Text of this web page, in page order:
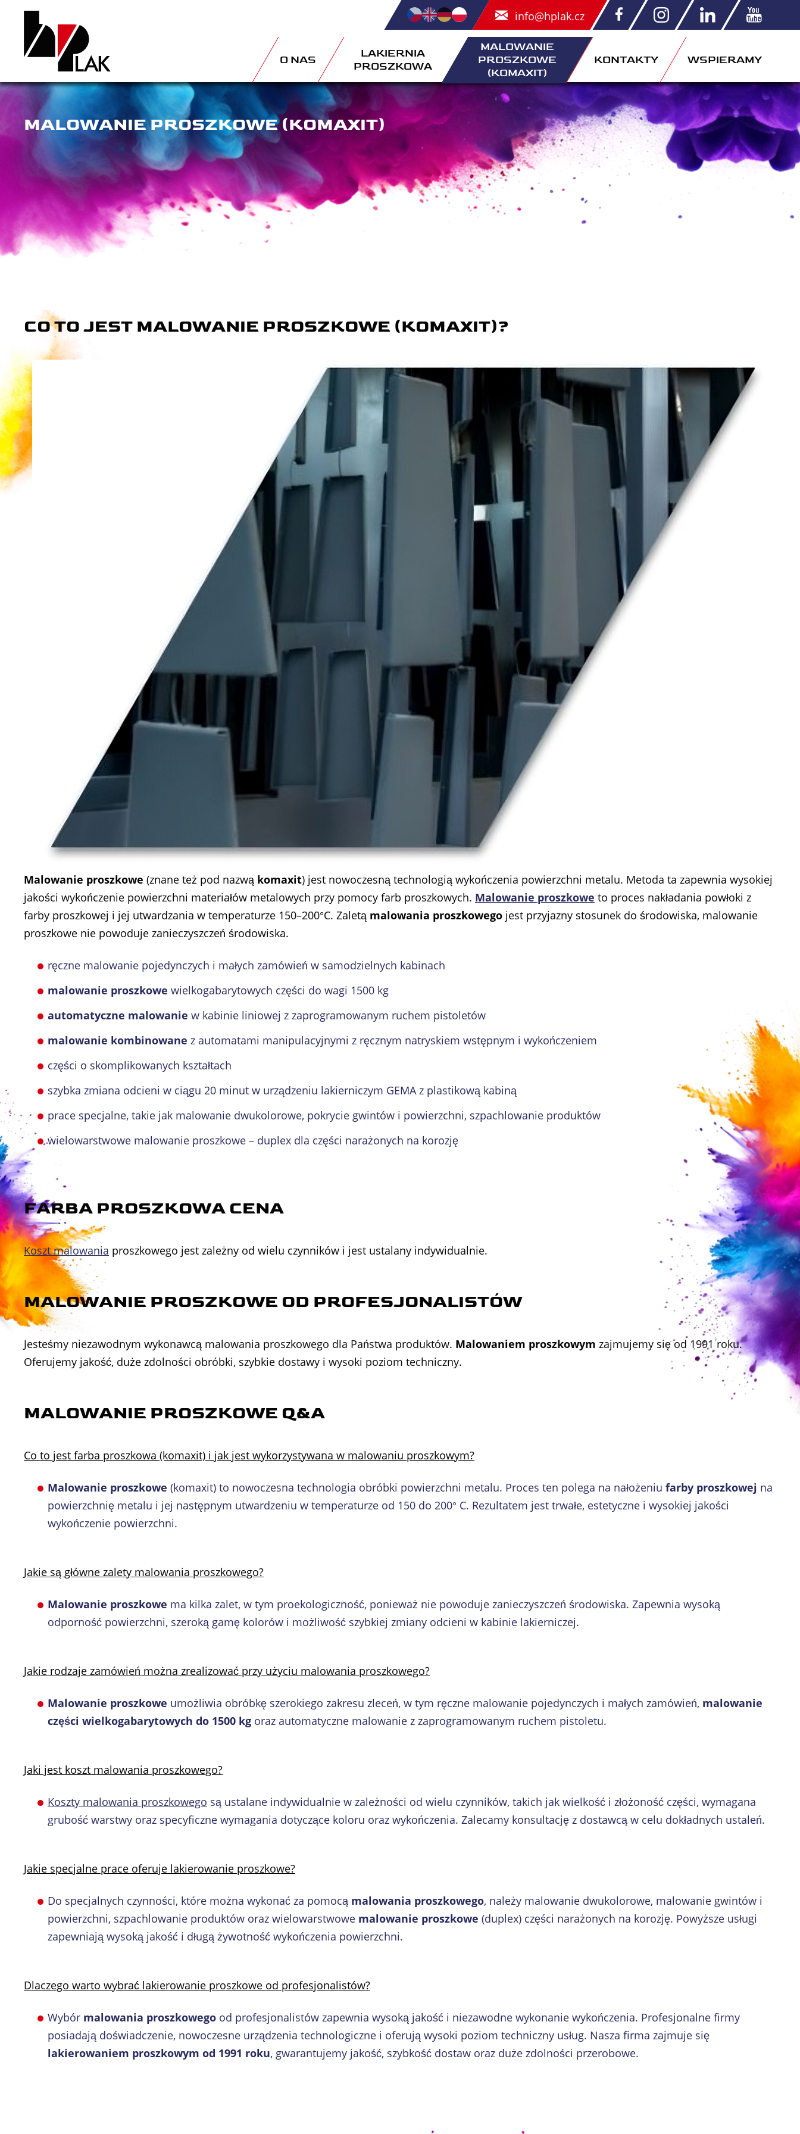
info@hplak.cz
O NAS
LAKIERNIA
PROSZKOWA
MALOWANIE
PROSZKOWE
(KOMAXIT)
KONTAKTY WSPIERAMY
MALOWANIE PROSZKOWE (KOMAXIT)
CO TO JEST MALOWANIE PROSZKOWE (KOMAXIT)?
Malowanie proszkowe (znane też pod nazwą komaxit) jest nowoczesną technologią wykończenia powierzchni metalu. Metoda ta zapewnia wysokiej
jakości wykończenie powierzchni materiałów metalowych przy pomocy farb proszkowych. Malowanie proszkowe to proces nakładania powłoki z
farby proszkowej i jej utwardzania w temperaturze 150–200°C. Zaletą malowania proszkowego jest przyjazny stosunek do środowiska, malowanie
proszkowe nie powoduje zanieczyszczeń środowiska.
ręczne malowanie pojedynczych i małych zamówień w samodzielnych kabinach
malowanie proszkowe wielkogabarytowych części do wagi 1500 kg
automatyczne malowanie w kabinie liniowej z zaprogramowanym ruchem pistoletów
malowanie kombinowane z automatami manipulacyjnymi z ręcznym natryskiem wstępnym i wykończeniem
części o skomplikowanych kształtach
szybka zmiana odcieni w ciągu 20 minut w urządzeniu lakierniczym GEMA z plastikową kabiną
prace specjalne, takie jak malowanie dwukolorowe, pokrycie gwintów i powierzchni, szpachlowanie produktów
wielowarstwowe malowanie proszkowe – duplex dla części narażonych na korozję
FARBA PROSZKOWA CENA
Koszt malowania proszkowego jest zależny od wielu czynników i jest ustalany indywidualnie.
MALOWANIE PROSZKOWE OD PROFESJONALISTÓW
Jesteśmy niezawodnym wykonawcą malowania proszkowego dla Państwa produktów. Malowaniem proszkowym zajmujemy się od 1991 roku.
Oferujemy jakość, duże zdolności obróbki, szybkie dostawy i wysoki poziom techniczny.
MALOWANIE PROSZKOWE Q&A
Co to jest farba proszkowa (komaxit) i jak jest wykorzystywana w malowaniu proszkowym?
Malowanie proszkowe (komaxit) to nowoczesna technologia obróbki powierzchni metalu. Proces ten polega na nałożeniu farby proszkowej na
powierzchnię metalu i jej następnym utwardzeniu w temperaturze od 150 do 200° C. Rezultatem jest trwałe, estetyczne i wysokiej jakości
wykończenie powierzchni.
Jakie są główne zalety malowania proszkowego?
Malowanie proszkowe ma kilka zalet, w tym proekologiczność, ponieważ nie powoduje zanieczyszczeń środowiska. Zapewnia wysoką
odporność powierzchni, szeroką gamę kolorów i możliwość szybkiej zmiany odcieni w kabinie lakierniczej.
Jakie rodzaje zamówień można zrealizować przy użyciu malowania proszkowego?
Malowanie proszkowe umożliwia obróbkę szerokiego zakresu zleceń, w tym ręczne malowanie pojedynczych i małych zamówień, malowanie
części wielkogabarytowych do 1500 kg oraz automatyczne malowanie z zaprogramowanym ruchem pistoletu.
Jaki jest koszt malowania proszkowego?
Koszty malowania proszkowego są ustalane indywidualnie w zależności od wielu czynników, takich jak wielkość i złożoność części, wymagana
grubość warstwy oraz specyficzne wymagania dotyczące koloru oraz wykończenia. Zalecamy konsultację z dostawcą w celu dokładnych ustaleń.
Jakie specjalne prace oferuje lakierowanie proszkowe?
Do specjalnych czynności, które można wykonać za pomocą malowania proszkowego, należy malowanie dwukolorowe, malowanie gwintów i
powierzchni, szpachlowanie produktów oraz wielowarstwowe malowanie proszkowe (duplex) części narażonych na korozję. Powyższe usługi
zapewniają wysoką jakość i długą żywotność wykończenia powierzchni.
Dlaczego warto wybrać lakierowanie proszkowe od profesjonalistów?
Wybór malowania proszkowego od profesjonalistów zapewnia wysoką jakość i niezawodne wykonanie wykończenia. Profesjonalne firmy
posiadają doświadczenie, nowoczesne urządzenia technologiczne i oferują wysoki poziom techniczny usług. Nasza firma zajmuje się
lakierowaniem proszkowym od 1991 roku, gwarantujemy jakość, szybkość dostaw oraz duże zdolności przerobowe.